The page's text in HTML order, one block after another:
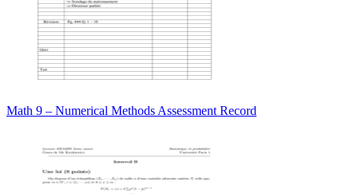
Math 9 – Numerical Methods Assessment Record